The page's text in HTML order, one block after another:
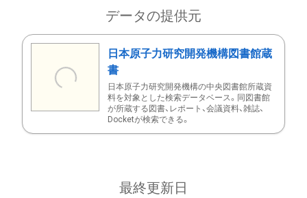
データの提供元
日本原子力研究開発機構図書館蔵
書
日本原子力研究開発機構の中央図書館所蔵資
料を対象とした検索データベース。同図書館
が所蔵する図書、レポート、会議資料、雑誌、
Docketが検索できる。
最終更新日